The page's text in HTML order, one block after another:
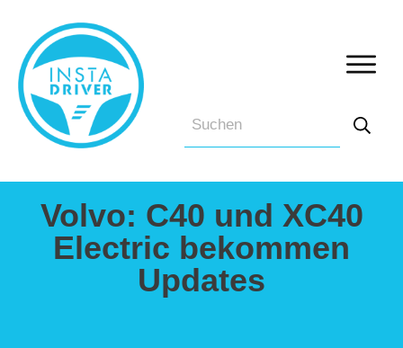
Volvo: C40 und XC40
Electric bekommen
Updates